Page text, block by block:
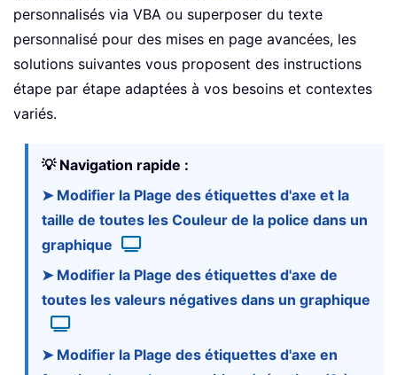
personnalisés via VBA ou superposer du texte
personnalisé pour des mises en page avancées, les
solutions suivantes vous proposent des instructions
étape par étape adaptées à vos besoins et contextes
variés.
💡 Navigation rapide :
➤ Modifier la Plage des étiquettes d'axe et la
taille de toutes les Couleur de la police dans un
graphique
➤ Modifier la Plage des étiquettes d'axe de
toutes les valeurs négatives dans un graphique
➤ Modifier la Plage des étiquettes d'axe en